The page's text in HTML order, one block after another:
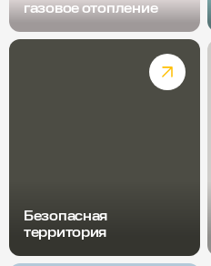
газовое отопление
Безопасная
территория